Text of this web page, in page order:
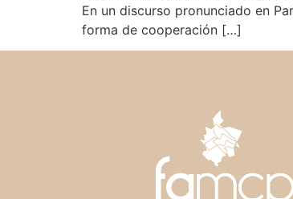
En un discurso pronunciado en
forma de cooperación […]